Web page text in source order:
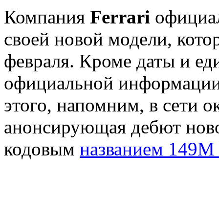
Компания Ferrari
своей новой модели,
февраля. Кроме даты и
официальной
этого, напомним, в сети
анонсирующая дебют
кодовым названием